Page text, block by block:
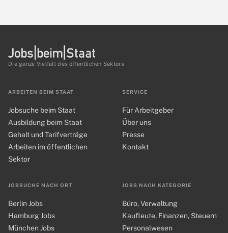
Die ganze Vielfalt des öffentlichen Sektors
ARBEITEN BEIM STAAT
Jobsuche beim Staat
Ausbildung beim Staat
Gehalt und Tarifverträge
Arbeiten im öffentlichen
Sektor
JOBSUCHE NACH ORT
Berlin Jobs
Hamburg Jobs
München Jobs
JOBS NACH KATEGORIE
Büro, Verwaltung
Kaufleute, Finanzen, Steuern
Personalwesen
SERVICE
Für Arbeitgeber
Über uns
Presse
Kontakt